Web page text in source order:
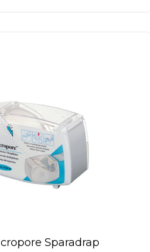
Sparadrap